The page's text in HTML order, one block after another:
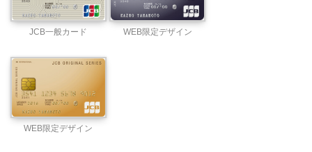
JCB一般カード WEB限定デザイン
WEB限定デザイン